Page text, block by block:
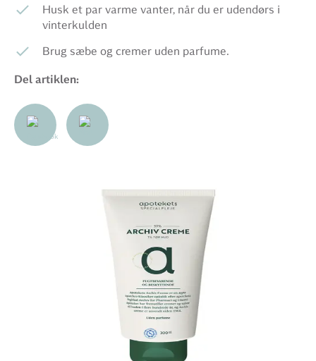
Husk et par varme vanter, når du er udendørs i
vinterkulden
Brug sæbe og cremer uden parfume.
Del artiklen: